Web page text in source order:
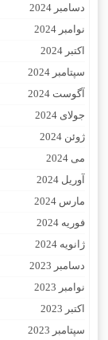
دسامبر 2024
نوامبر 2024
اکتبر 2024
سپتامبر 2024
آگوست 2024
جولای 2024
ژوئن 2024
می 2024
آوریل 2024
مارس 2024
فوریه 2024
ژانویه 2024
دسامبر 2023
نوامبر 2023
اکتبر 2023
سپتامبر 2023